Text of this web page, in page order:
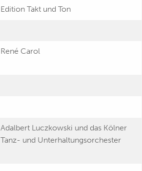
Edition Takt und Ton
René Carol
Adalbert Luczkowski und das Kölner
Tanz- und Unterhaltungsorchester